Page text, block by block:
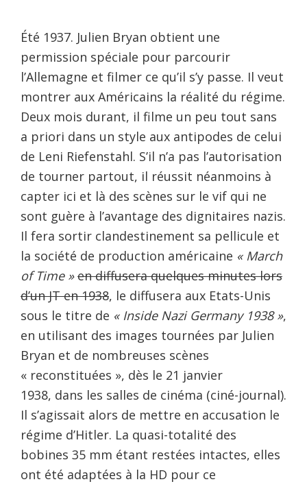
Été 1937. Julien Bryan obtient une
permission spéciale pour parcourir
l’Allemagne et filmer ce qu’il s’y passe. Il veut
montrer aux Américains la réalité du régime.
Deux mois durant, il filme un peu tout sans
a priori dans un style aux antipodes de celui
de Leni Riefenstahl. S’il n’a pas l’autorisation
de tourner partout, il réussit néanmoins à
capter ici et là des scènes sur le vif qui ne
sont guère à l’avantage des dignitaires nazis.
Il fera sortir clandestinement sa pellicule et
la société de production américaine « March
of Time » en diffusera quelques minutes lors
d’un JT en 1938, le diffusera aux Etats-Unis
sous le titre de « Inside Nazi Germany 1938 »,
en utilisant des images tournées par Julien
Bryan et de nombreuses scènes
« reconstituées », dès le 21 janvier
1938, dans les salles de cinéma (ciné-journal).
Il s’agissait alors de mettre en accusation le
régime d’Hitler. La quasi-totalité des
bobines 35 mm étant restées intactes, elles
ont été adaptées à la HD pour ce